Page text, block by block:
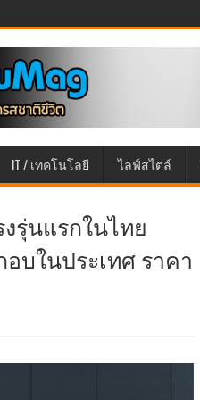
IT / เทคโนโลยี ไลฟ์สไตล์
งรุ่นแรกในไทย
ะกอบในประเทศ ราคา